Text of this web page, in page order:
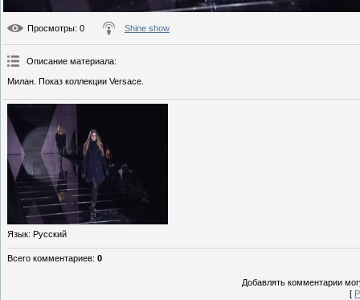
Просмотры: 0 Shine show
Описание материала:
Милан. Показ коллекции Versace.
Язык: Русский
Всего комментариев: 0
Добавлять комментарии
[